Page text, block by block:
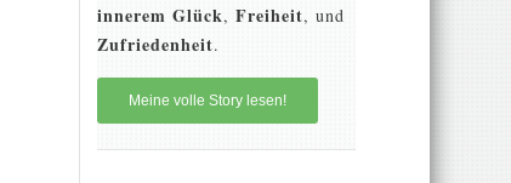
innerem Glück,Freiheit, und
Zufriedenheit.
Meine volle Story lesen!